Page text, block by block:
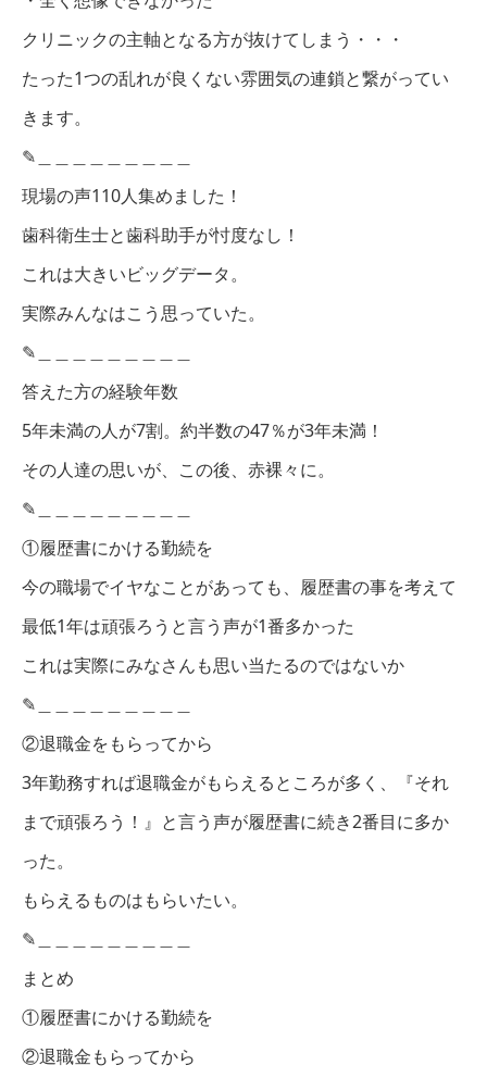
クリニックの主軸となる方が抜けてしまう・・・
たった1つの乱れが良くない雰囲気の連鎖と繋がってい
きます。
✎︎＿＿＿＿＿＿＿＿＿
現場の声110人集めました！
歯科衛生士と歯科助手が忖度なし！
これは大きいビッグデータ。
実際みんなはこう思っていた。
✎︎＿＿＿＿＿＿＿＿＿
答えた方の経験年数
5年未満の人が7割。約半数の47％が3年未満！
その人達の思いが、この後、赤裸々に。
✎︎＿＿＿＿＿＿＿＿＿
①履歴書にかける勤続を
今の職場でイヤなことがあっても、履歴書の事を考えて
最低1年は頑張ろうと言う声が1番多かった
これは実際にみなさんも思い当たるのではないか
✎︎＿＿＿＿＿＿＿＿＿
②退職金をもらってから
3年勤務すれば退職金がもらえるところが多く、『それ
まで頑張ろう！』と言う声が履歴書に続き2番目に多か
った。
もらえるものはもらいたい。
✎︎＿＿＿＿＿＿＿＿＿
まとめ
①履歴書にかける勤続を
②退職金もらってから